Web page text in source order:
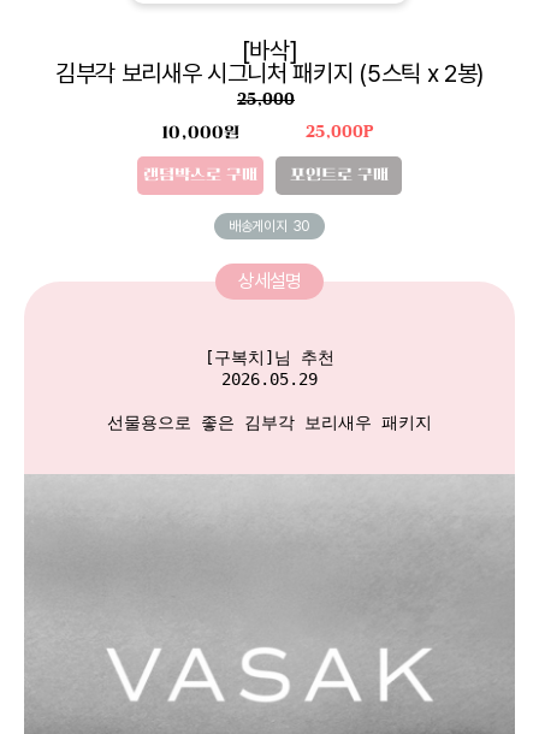
[바삭]
김부각 보리새우 시그니처 패키지 (5스틱 x 2봉)
25,000
10,000원
랜덤박스로 구매
25,000P
포인트로 구매
배송게이지 30
상세설명
[구복치]님 추천
2026.05.29
선물용으로 좋은 김부각 보리새우 패키지